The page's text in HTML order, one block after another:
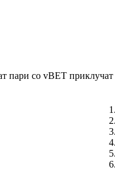
пари со vBET